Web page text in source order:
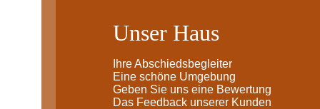
Unser Haus
Ihre Abschiedsbegleiter
Eine schöne Umgebung
Geben Sie uns eine Bewertung
Das Feedback unserer Kunden